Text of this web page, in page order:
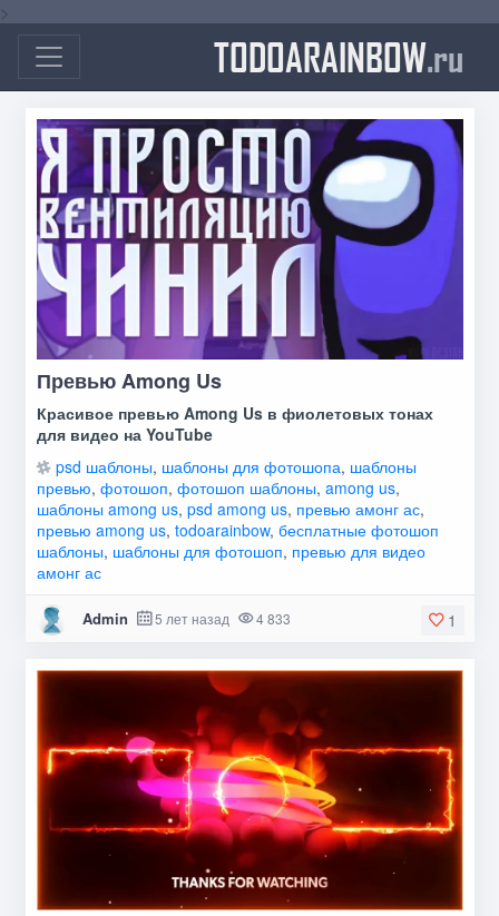
>
TODOARAINBOW.ru
Превью Among Us
Красивое превью Among Us в фиолетовых тонах
для видео на YouTube
psd шаблоны, шаблоны для фотошопа, шаблоны
превью, фотошоп, фотошоп шаблоны, among us,
шаблоны among us, psd among us, превью амонг ас,
превью among us, todoarainbow, бесплатные фотошоп
шаблоны, шаблоны для фотошоп, превью для видео
амонг ас
1
Admin 5 лет назад 4 833